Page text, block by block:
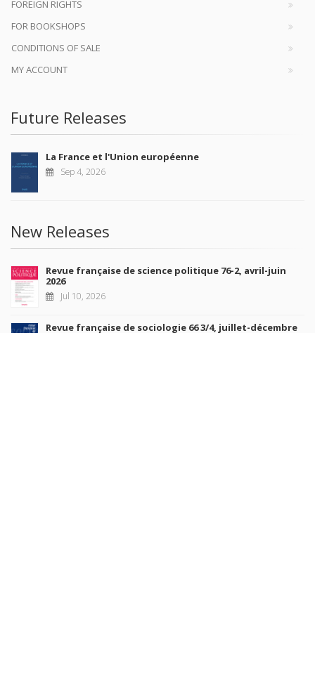
FOREIGN RIGHTS
FOR BOOKSHOPS
CONDITIONS OF SALE
MY ACCOUNT
Future Releases
La France et l'Union européenne
Sep 4, 2026
New Releases
Revue française de science politique 76-2, avril-juin
2026
Jul 10, 2026
Revue française de sociologie 66 3/4, juillet-décembre